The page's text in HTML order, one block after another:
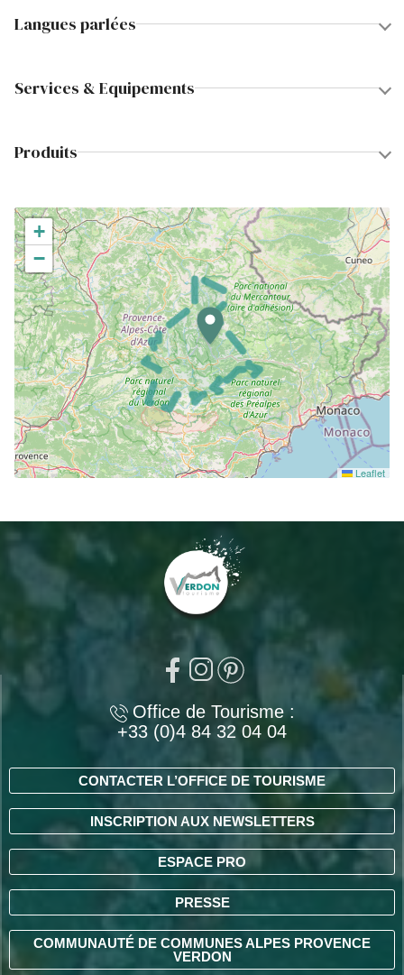
Langues parlées
Services & Equipements
Produits
+
−
Leaflet
Office de Tourisme :
+33 (0)4 84 32 04 04
CONTACTER L’OFFICE DE TOURISME
INSCRIPTION AUX NEWSLETTERS
ESPACE PRO
PRESSE
COMMUNAUTÉ DE COMMUNES ALPES PROVENCE
VERDON